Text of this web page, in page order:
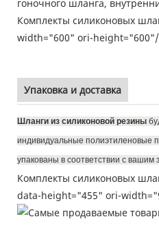
Комплекты силиконовых
width="600" ori-
Упаковка и доставка
Шланги из силиконовой резины
индивидуальные полиэтиленовые
упакованы в соответствии с вашим
Комплекты силиконовых
data-height="455" ori-